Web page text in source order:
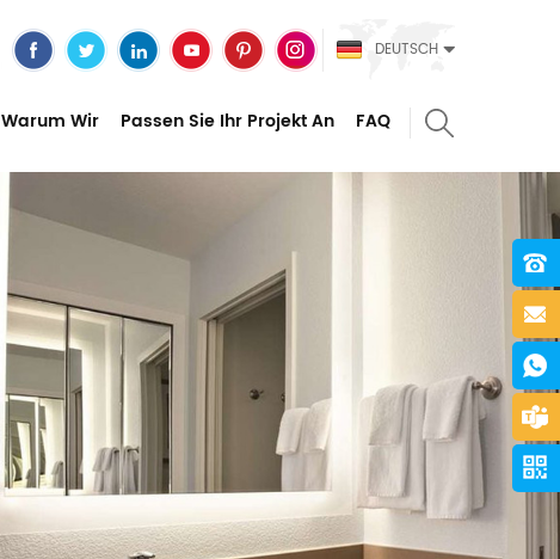
DEUTSCH
Warum Wir Passen Sie Ihr Projekt An FAQ